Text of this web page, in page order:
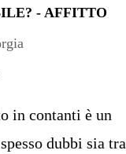
- AFFITTO
in contanti è un
dubbi sia tra